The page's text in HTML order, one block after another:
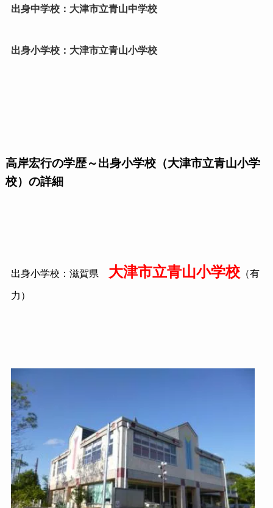
出身中学校：大津市立青山中学校
出身小学校：大津市立青山小学校
高岸宏行の学歴～出身小学校（大津市立青山小学
校）の詳細
出身小学校：滋賀県 大津市立青山小学校（有
力）